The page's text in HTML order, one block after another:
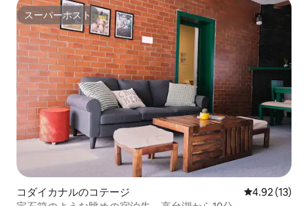
スーパーホスト
スーパーホスト
コダイカナルのコテージ レビュー13
4.92 (13)